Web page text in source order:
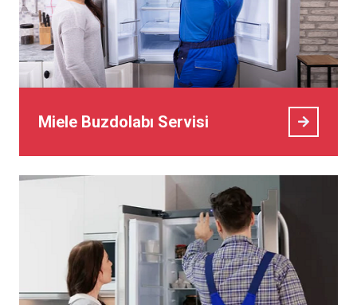
Miele Buzdolabı Servisi